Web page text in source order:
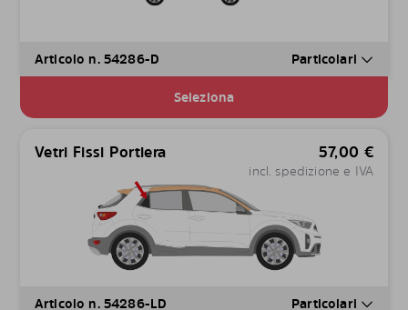
Articolo n. 54286-D Particolari
Seleziona
Vetri Fissi Portiera 57,00 €
incl. spedizione e IVA
Articolo n. 54286-LD Particolari